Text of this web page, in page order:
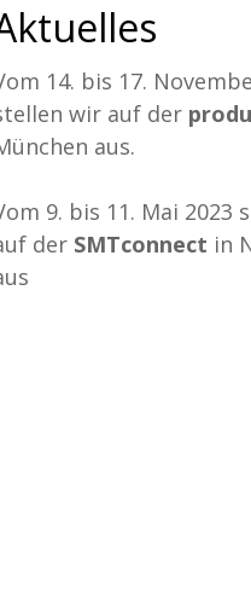
14. bis 17.
wir auf der
aus.
9. bis 11. Mai 2023
der SMTconnect in